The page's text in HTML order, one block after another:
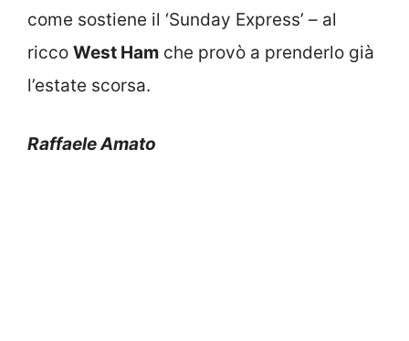
come sostiene il ‘Sunday Express’ – al
ricco West Ham che provò a prenderlo già
l’estate scorsa.
Raffaele Amato